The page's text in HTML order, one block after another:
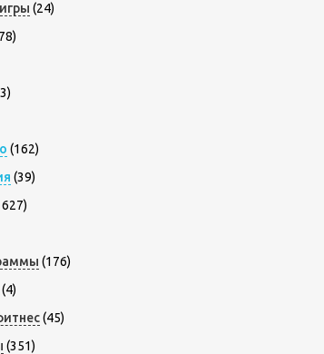
(24)
(162)
(39)
(176)
(4)
(45)
(351)